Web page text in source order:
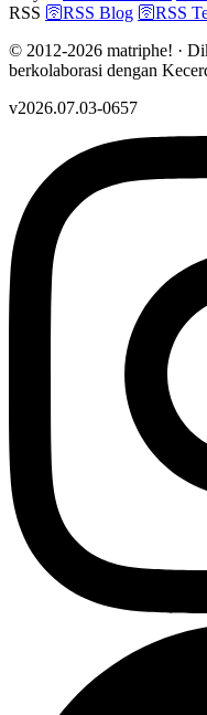
RSS 🛜RSS Blog 🛜RSS
© 2012-2026 matriphe! ·
berkolaborasi dengan
v2026.07.03-0657